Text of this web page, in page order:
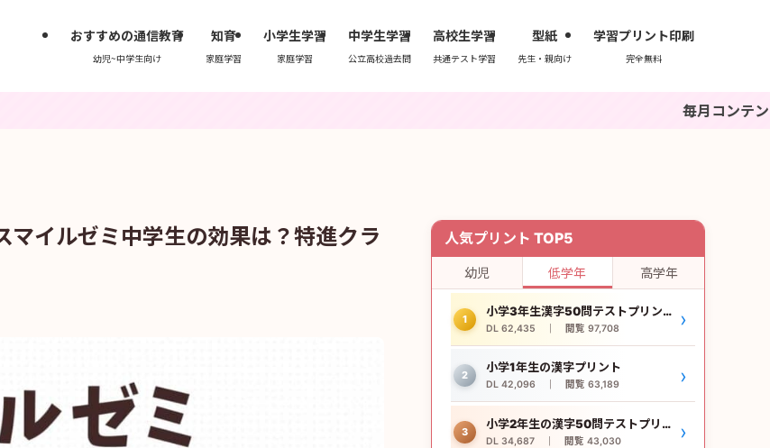
おすすめの通信教育
幼児~中学生向け
知育
家庭学習
小学生学習
家庭学習
中学生学習
公立高校過去問
高校生学習
共通テスト学習
型紙
先生・親向け
学習プリント印刷
完全無料
毎月コンテンツを更新中
マイルゼミ中学生の効果は？特進クラ
人気プリント TOP5
幼児 低学年 高学年
1
小学3年生漢字50問テストプリント
DL 62,435 ｜ 閲覧 97,708 ›
2
小学1年生の漢字プリント
DL 42,096 ｜ 閲覧 63,189 ›
3
小学2年生の漢字50問テストプリント
DL 34,687 ｜ 閲覧 43,030 ›